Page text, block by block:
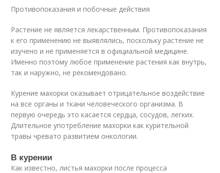
Противопоказания и побочные действия
Растение не является лекарственным. Противопоказания
к его применению не выявлялись, поскольку растение не
изучено и не применяется в официальной медицине.
Именно поэтому любое применение растения как внутрь,
так и наружно, не рекомендовано.
Курение махорки оказывает отрицательное воздействие
на все органы и ткани человеческого организма. В
первую очередь это касается сердца, сосудов, легких.
Длительное употребление махорки как курительной
травы чревато развитием онкологии.
В курении
Как известно, листья махорки после процесса